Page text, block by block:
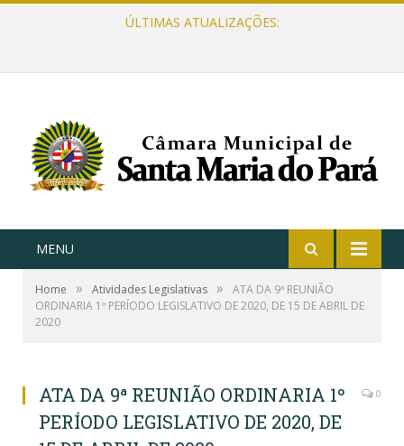
ÚLTIMAS ATUALIZAÇÕES:
MENU
Home » Atividades Legislativas »
ATA DA 9ª REUNIÃO
ORDINARIA 1º PERÍODO LEGISLATIVO DE 2020, DE 15 DE ABRIL DE
2020
ATA DA 9ª REUNIÃO ORDINARIA 1º
PERÍODO LEGISLATIVO DE 2020, DE
0